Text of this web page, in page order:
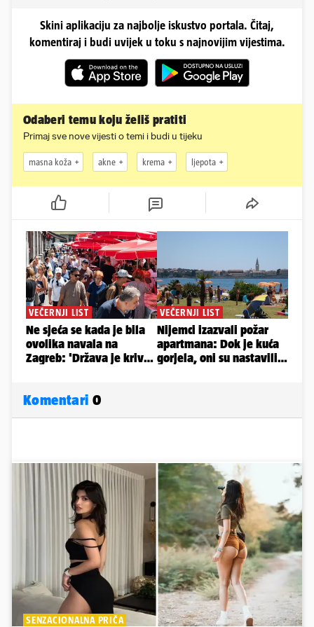
Skini aplikaciju za najbolje iskustvo portala. Čitaj,
komentiraj i budi uvijek u toku s najnovijim vijestima.
Odaberi temu koju želiš pratiti
Primaj sve nove vijesti o temi i budi u tijeku
masna koža akne krema ljepota
Komentari 0
SENZACIONALNA PRIČA